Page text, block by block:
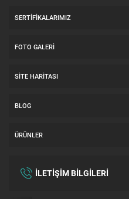
SERTIFIKALARIMIZ
FOTO GALERI
SITE HARITASI
BLOG
ÜRÜNLER
İLETİŞİM BİLGİLERİ